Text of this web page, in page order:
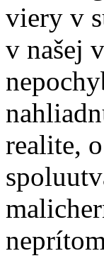
viery v
v našej
realite,